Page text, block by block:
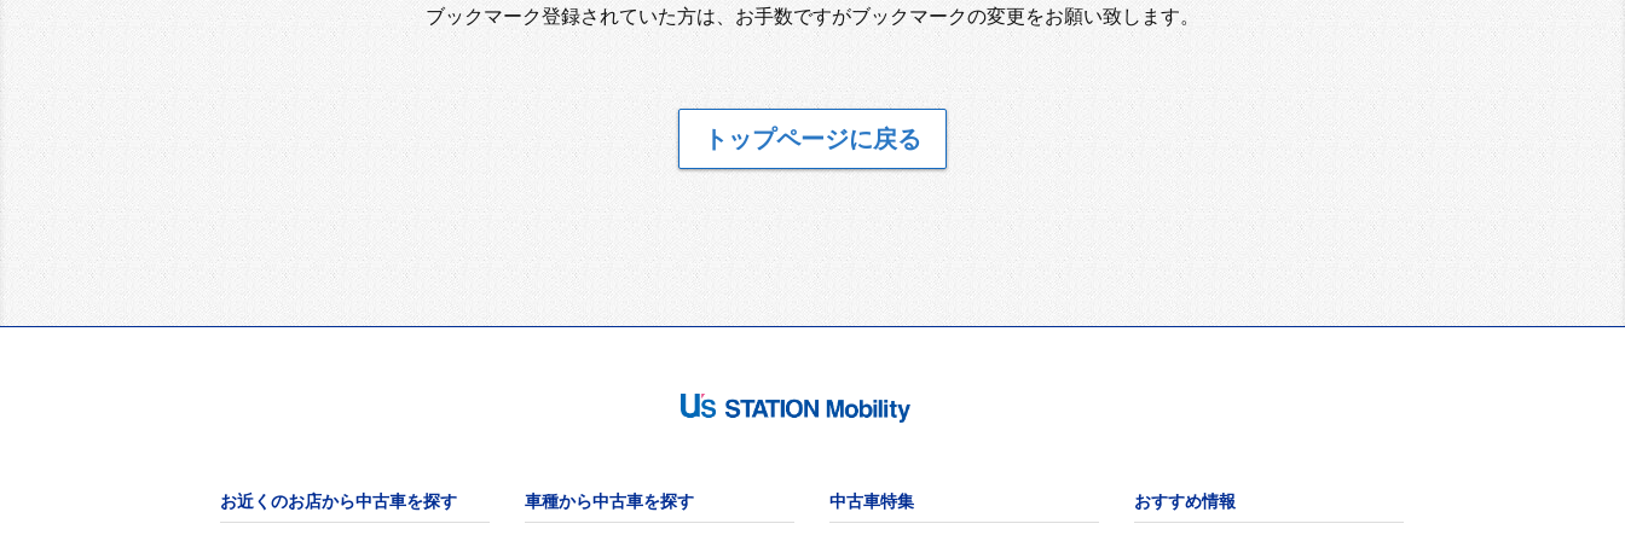
ブックマーク登録されていた方は、お手数ですがブックマークの変更をお願い致します。
トップページに戻る
お近くのお店から中古車を探す 車種から中古車を探す 中古車特集 おすすめ情報